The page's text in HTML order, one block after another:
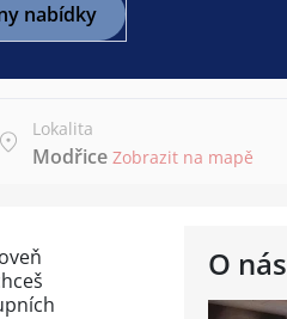
nabídky
Lokalita
Modřice Zobrazit na mapě
O nás